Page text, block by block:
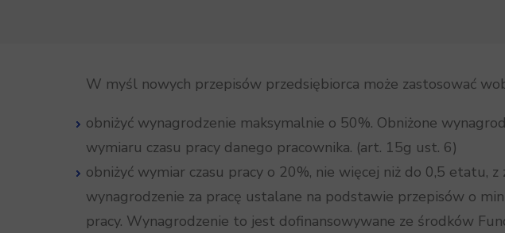
W myśl nowych przepisów przedsiębiorca może zastosować
obniżyć wynagrodzenie maksymalnie o 50%. Obniżone
wymiaru czasu pracy danego pracownika. (art. 15g ust. 6)
obniżyć wymiar czasu pracy o 20%, nie więcej niż do 0,5 etatu,
wynagrodzenie za pracę ustalane na podstawie przepisów o
pracy. Wynagrodzenie to jest dofinansowywane ze środków